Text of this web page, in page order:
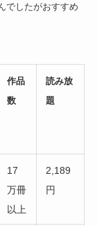
でしたがおすすめ
作品
数
読み放
題
17
万冊
以上
2,189
円